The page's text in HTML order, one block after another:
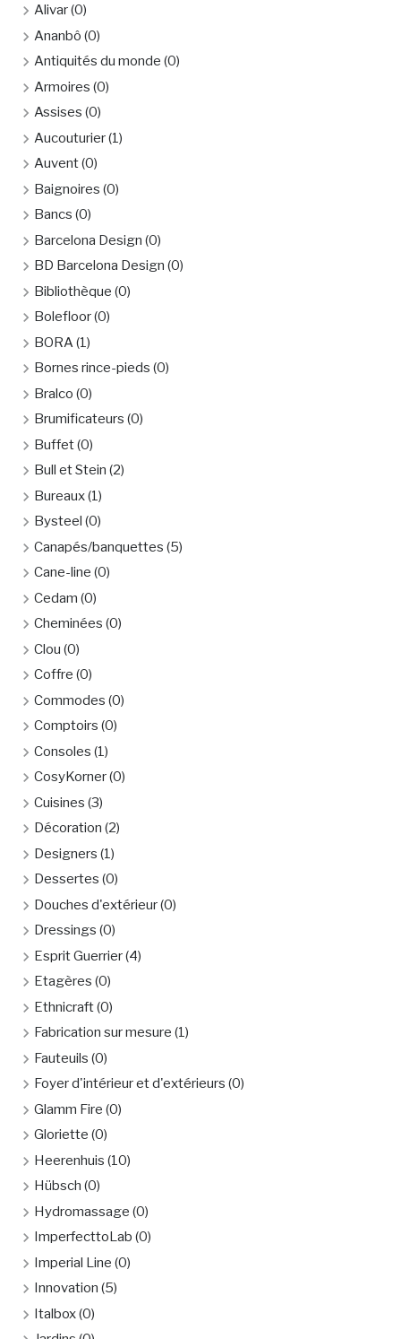
Alivar(0)
Ananbô (0)
Antiquités du monde (0)
Armoires (0)
Assises (0)
Aucouturier(1)
Auvent(0)
Baignoires (0)
Bancs (0)
Barcelona Design (0)
BD Barcelona Design (0)
Bibliothèque (0)
Bolefloor(0)
BORA (1)
Bornes rince-pieds (0)
Bralco (0)
Brumificateurs (0)
Buffet(0)
Bull et Stein (2)
Bureaux(1)
Bysteel (0)
Canapés/banquettes (5)
Cane-line (0)
Cedam (0)
Cheminées (0)
Clou (0)
Coffre (0)
Commodes (0)
Comptoirs (0)
Consoles (1)
CosyKorner(0)
Cuisines (3)
Décoration (2)
Designers (1)
Dessertes (0)
Douches d'extérieur(0)
Dressings (0)
Esprit Guerrier(4)
Etagères (0)
Ethnicraft(0)
Fabrication sur mesure (1)
Fauteuils (0)
Foyer d'intérieur et d'extérieurs (0)
Glamm Fire (0)
Gloriette (0)
Heerenhuis (10)
Hübsch (0)
Hydromassage (0)
ImperfecttoLab (0)
Imperial Line (0)
Innovation (5)
Italbox(0)